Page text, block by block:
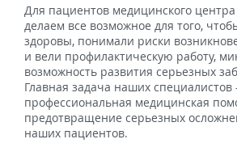
Для пациентов медицинского
делаем все возможное для того,
здоровы, понимали риски
и вели профилактическую работу,
возможность развития серьезных
Главная задача наших
профессиональная медицинская
предотвращение серьезных
наших пациентов.